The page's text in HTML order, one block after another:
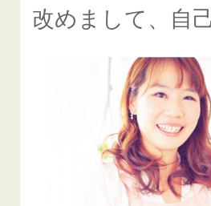
改めまして、自